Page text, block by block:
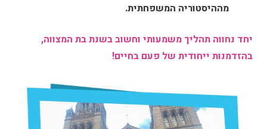
מההיסטוריה המשפחתית.
יחד נחווה תהליך משמעותי וחשוב בשנת בת המצווה,
בהזדמנות ייחודית של פעם בחיים!